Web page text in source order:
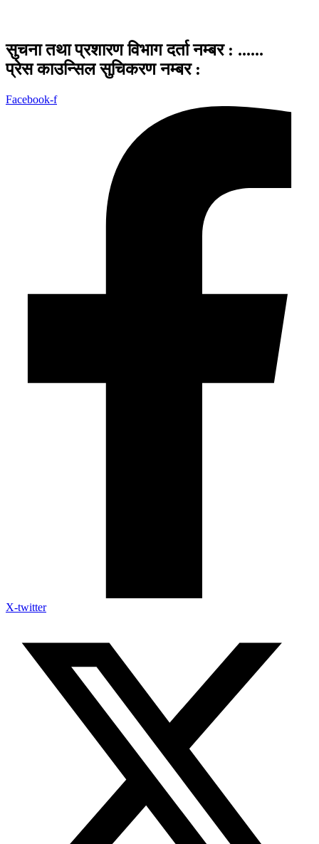
सुचना तथा प्रशारण विभाग दर्ता नम्बर : ......
प्रेस काउन्सिल सुचिकरण नम्बर :
Facebook-f
X-twitter